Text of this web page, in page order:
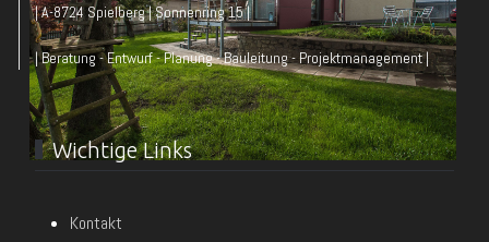
| A-8724 Spielberg | Sonnenring 15 |
| Beratung - Entwurf - Planung - Bauleitung - Projektmanagement |
Wichtige Links
Kontakt